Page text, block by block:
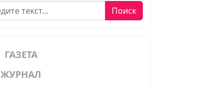
Поиск
ГАЗЕТА
ЖУРНАЛ